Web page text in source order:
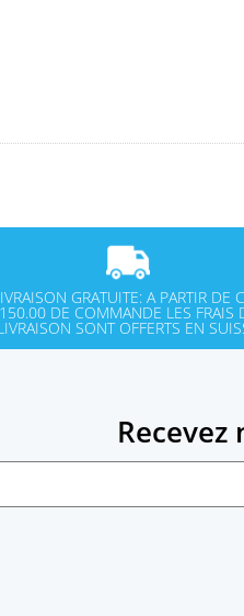
GRATUITE: A PARTIR DE
150.00 DE COMMANDE LES FRAIS
SONT OFFERTS EN